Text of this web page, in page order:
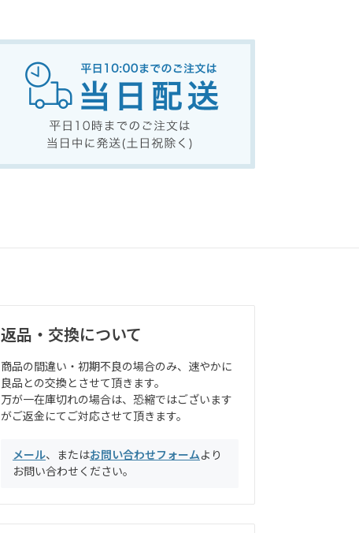
返品・交換について
商品の間違い・初期不良の場合のみ、速やかに
良品との交換とさせて頂きます。
万が一在庫切れの場合は、恐縮ではございます
がご返金にてご対応させて頂きます。
メール、またはお問い合わせフォームより
お問い合わせください。